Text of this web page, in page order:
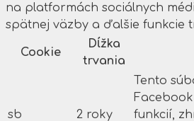
na platformách sociálnych
spätnej väzby a ďalšie funkcie
Cookie
Dĺžka
trvania
sb 2 roky
Tento
funkcií,